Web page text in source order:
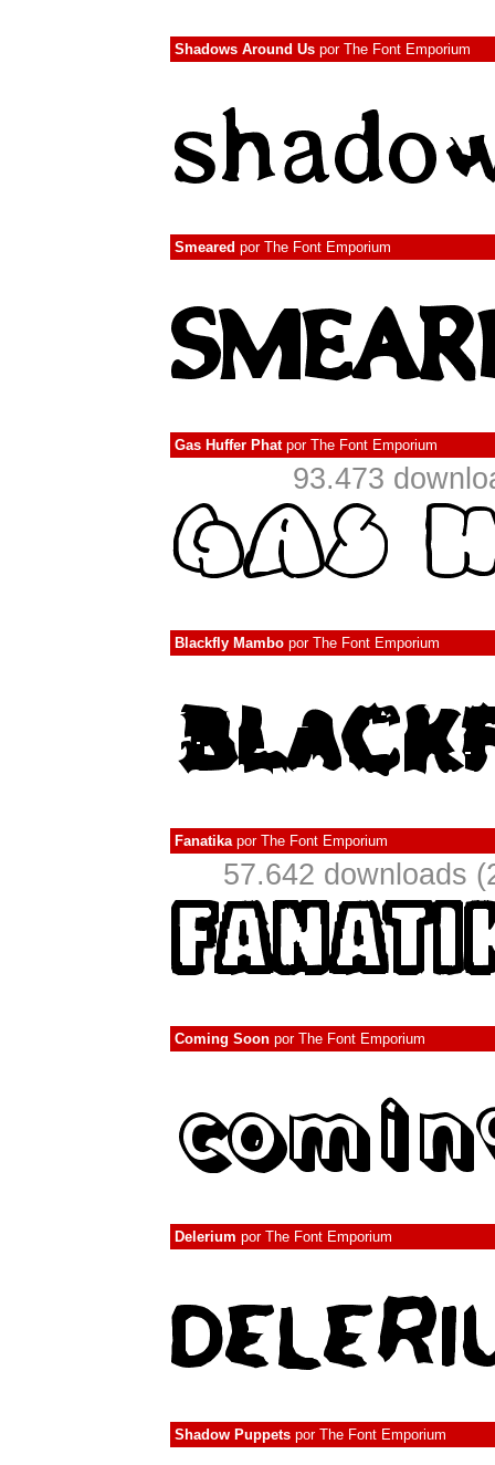
Shadows Around Us por The Font Emporium
Smeared por The Font Emporium
Gas Huffer Phatpor The Font Emporium
93.473
Blackfly Mambo por The Font Emporium
Fanatikapor The Font Emporium
57.642 downloads
Coming Soon por The Font Emporium
Delerium por The Font Emporium
Shadow Puppets por The Font Emporium